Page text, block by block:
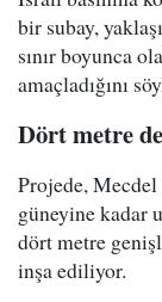
bir subay,
sınır boyunca
amaçladığını
Dört metre
Projede,
güneyine kadar
dört metre
inşa ediliyor.